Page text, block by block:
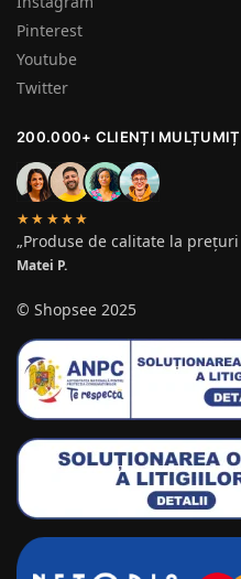
Pinterest
Youtube
Twitter
200.000+ CLIENȚI
★★★★★
„Produse de calitate la
Matei P.
© Shopsee 2025